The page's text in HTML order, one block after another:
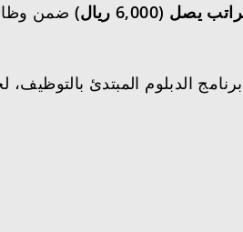
(6,000 ريال)
ضمن
الدبلوم المبتدئ بالتوظيف،